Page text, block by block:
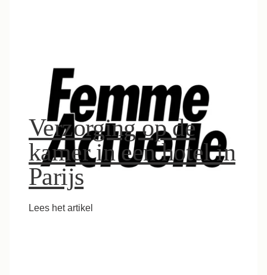
Verzorging op de
kamer in een hotel in
Parijs
Lees het artikel